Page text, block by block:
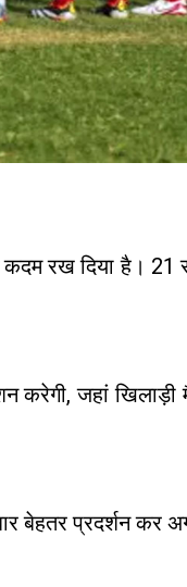
रख दिया है। 21
जहां खिलाड़ी
बेहतर प्रदर्शन कर